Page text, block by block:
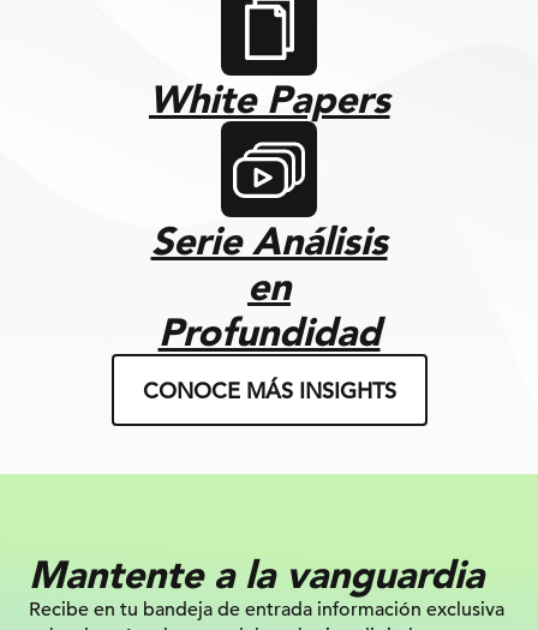
White Papers
Serie Análisis
en
Profundidad
CONOCE MÁS INSIGHTS
Mantente a la vanguardia
Recibe en tu bandeja de entrada información exclusiva